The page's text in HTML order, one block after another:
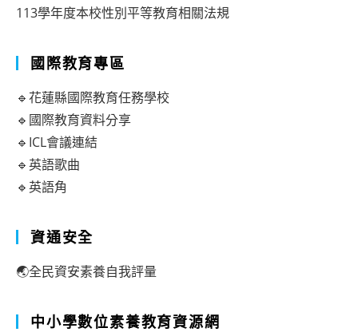
113學年度本校性別平等教育相關法規
國際教育專區
🔹花蓮縣國際教育任務學校
🔹國際教育資料分享
🔹ICL會議連結
🔹英語歌曲
🔹英語角
資通安全
🌏全民資安素養自我評量
中小學數位素養教育資源網